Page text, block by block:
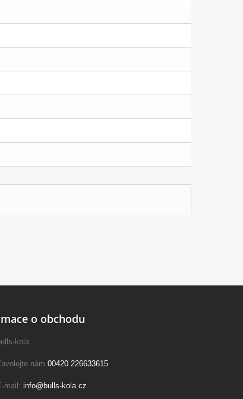
o obchodu
kola
nám 00420 226633615
mail: info@bulls-kola.cz